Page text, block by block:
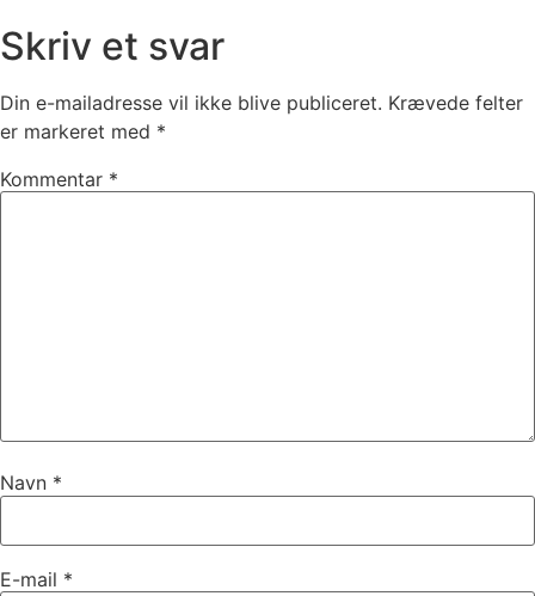
Skriv et svar
Din e-mailadresse vil ikke blive publiceret. Krævede felter
er markeret med *
Kommentar *
Navn *
E-mail *